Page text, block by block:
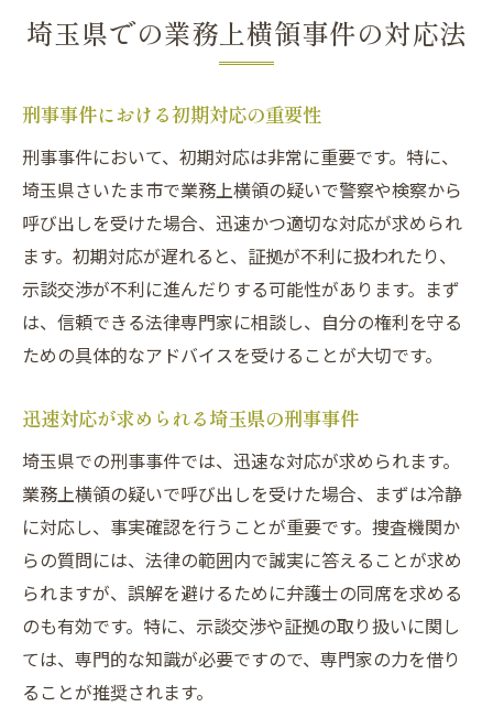
刑事事件を円滑に解決する方法
さいたま市での刑事事件呼び出し対策
さいたま市での刑事事件に備える方法
警察からの呼び出しを受けたときの流れ
刑事事件を専門とする弁護士への相談法
業務上横領での示談成立のポイント
呼び出しに備えた心構えと必要知識
呼び出しを受けた際の埼玉県での対処法
埼玉県での刑事事件における被疑者の権利
法律事務所と連携した対応の重要性
刑事事件専門弁護士の選び方
呼び出しにおける効果的な対策
埼玉県内での刑事事件相談窓口
業務上横領の刑事事件に備える方法
刑事事件の呼び出しに備えた準備法
業務上横領における実刑の可能性
埼玉県の刑事事件での被疑者対応術
埼玉県での業務上横領事件の対応法
刑事事件における初期対応の重要性
刑事事件において、初期対応は非常に重要です。特に、
埼玉県さいたま市で業務上横領の疑いで警察や検察から
呼び出しを受けた場合、迅速かつ適切な対応が求められ
ます。初期対応が遅れると、証拠が不利に扱われたり、
示談交渉が不利に進んだりする可能性があります。まず
は、信頼できる法律専門家に相談し、自分の権利を守る
ための具体的なアドバイスを受けることが大切です。
迅速対応が求められる埼玉県の刑事事件
埼玉県での刑事事件では、迅速な対応が求められます。
業務上横領の疑いで呼び出しを受けた場合、まずは冷静
に対応し、事実確認を行うことが重要です。捜査機関か
らの質問には、法律の範囲内で誠実に答えることが求め
られますが、誤解を避けるために弁護士の同席を求める
のも有効です。特に、示談交渉や証拠の取り扱いに関し
ては、専門的な知識が必要ですので、専門家の力を借り
ることが推奨されます。